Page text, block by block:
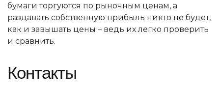
бумаги торгуются по рыночным ценам, а
раздавать собственную прибыль никто не будет,
как и завышать цены – ведь их легко проверить
и сравнить.
Контакты